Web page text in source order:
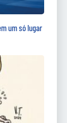
um só lugar